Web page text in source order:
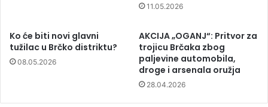
11.05.2026
Ko će biti novi glavni
tužilac u Brčko distriktu?
08.05.2026
AKCIJA „OGANJ“: Pritvor za
trojicu Brčaka zbog
paljevine automobila,
droge i arsenala oružja
28.04.2026